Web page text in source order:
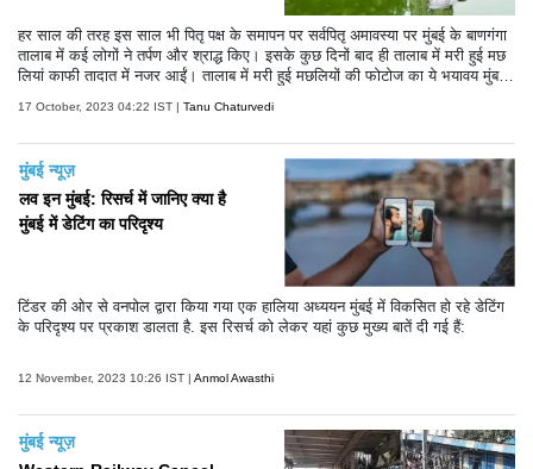
हर साल की तरह इस साल भी पितृ पक्ष के समापन पर सर्वपितृ अमावस्या पर मुंबई के बाणगंगा
तालाब में कई लोगों ने तर्पण और श्राद्ध किए। इसके कुछ दिनों बाद ही तालाब में मरी हुई मछ
लियां काफी तादात में नजर आईं। तालाब में मरी हुई मछलियों की फोटोज का ये भयावय मुंबई
17 October, 2023 04:22 IST | Tanu Chaturvedi
मुंबई न्यूज़
लव इन मुंबई: रिसर्च में जानिए क्या है
मुंबई में डेटिंग का परिदृश्य
टिंडर की ओर से वनपोल द्वारा किया गया एक हालिया अध्ययन मुंबई में विकसित हो रहे डेटिंग
के परिदृश्य पर प्रकाश डालता है. इस रिसर्च को लेकर यहां कुछ मुख्य बातें दी गई हैं:
12 November, 2023 10:26 IST | Anmol Awasthi
मुंबई न्यूज़